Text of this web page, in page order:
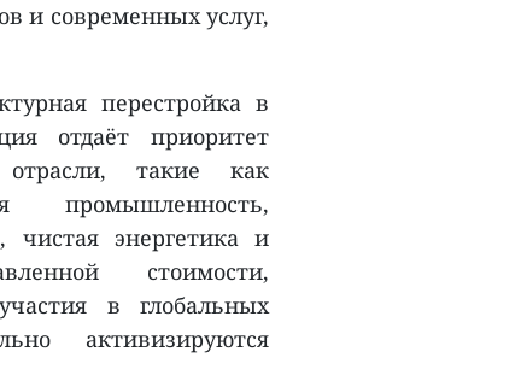
и современных услуг,
перестройка в
отдаёт приоритет
такие как
промышленность,
чистая энергетика и
стоимости,
в глобальных
активизируются